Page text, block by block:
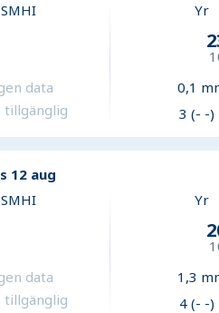
SMHI
data
tillgänglig
Yr
0,1
3 (- -)
12 aug
SMHI
data
tillgänglig
Yr
1,3
4 (- -)